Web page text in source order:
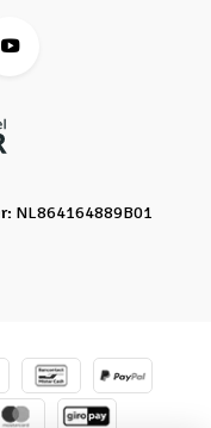
NL864164889B01